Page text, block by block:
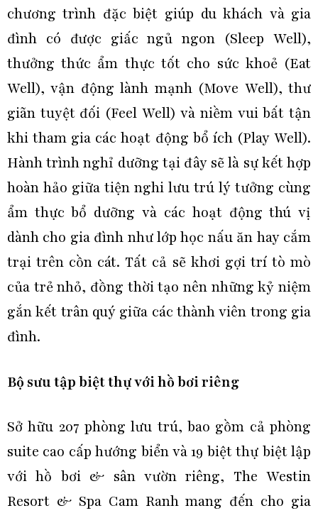
chương trình đặc biệt giúp du khách và gia
đình có được giấc ngủ ngon (Sleep Well),
thưởng thức ẩm thực tốt cho sức khoẻ (Eat
Well), vận động lành mạnh (Move Well), thư
giãn tuyệt đối (Feel Well) và niềm vui bất tận
khi tham gia các hoạt động bổ ích (Play Well).
Hành trình nghỉ dưỡng tại đây sẽ là sự kết hợp
hoàn hảo giữa tiện nghi lưu trú lý tưởng cùng
ẩm thực bổ dưỡng và các hoạt động thú vị
dành cho gia đình như lớp học nấu ăn hay cắm
trại trên cồn cát. Tất cả sẽ khơi gợi trí tò mò
của trẻ nhỏ, đồng thời tạo nên những kỷ niệm
gắn kết trân quý giữa các thành viên trong gia
đình.
Bộ sưu tập biệt thự với hồ bơi riêng
Sở hữu 207 phòng lưu trú, bao gồm cả phòng
suite cao cấp hướng biển và 19 biệt thự biệt lập
với hồ bơi & sân vườn riêng, The Westin
Resort & Spa Cam Ranh mang đến cho gia